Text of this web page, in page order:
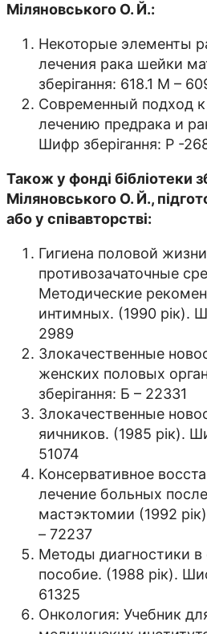
Міляновського О. Й.:
Некоторые элементы
лечения рака шейки
зберігання: 618.1 М –
Современный подход к
лечению предрака и
Шифр зберігання: Р -
Також у фонді бібліотеки
Міляновського О. Й.,
або у співавторстві:
Гигиена половой
противозачаточные
Методические
интимных. (1990 рік).
2989
Злокачественные
женских половых
зберігання: Б – 22331
Злокачественные
яичников. (1985 рік).
51074
Консервативное
лечение больных
мастэктомии (1992
– 72237
Методы диагностики в
пособие. (1988 рік).
61325
Онкология: Учебник